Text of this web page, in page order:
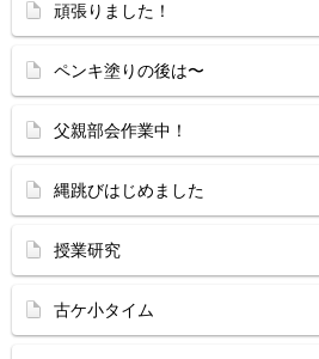
頑張りました！
ペンキ塗りの後は〜
父親部会作業中！
縄跳びはじめました
授業研究
古ケ小タイム